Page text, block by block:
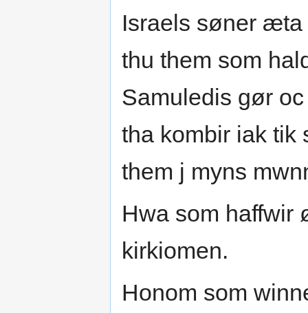
Israels søner æta
thu them som
Samuledis gør
tha kombir iak tik
them j myns
Hwa som haffwir
kirkiomen.
Honom som